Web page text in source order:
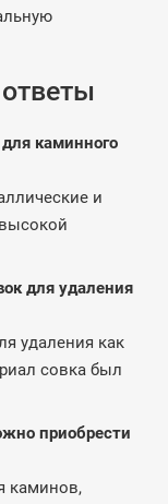
каминного
и
для удаления
удаления как
совка был
приобрести
каминов,